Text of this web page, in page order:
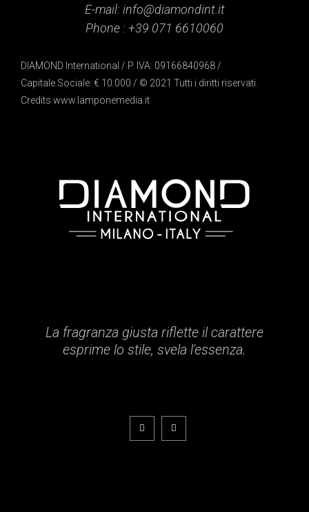
E-mail: info@diamondint.it
Phone : +39 071 6610060
DIAMOND International / P. IVA: 09166840968 /
Capitale Sociale: € 10.000 / © 2021 Tutti i diritti riservati.
Credits www.lamponemedia.it
La fragranza giusta riflette il carattere
esprime lo stile, svela l'essenza.